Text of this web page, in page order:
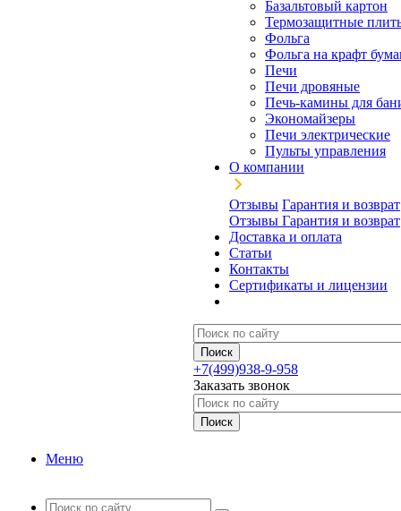
Базальтовый картон
Термозащитные
Фольга
Фольга на крафт
Печи
Печи дровяные
Печь-камины для
Экономайзеры
Печи электрические
Пульты управления
О компании
Отзывы Гарантия и возврат
Отзывы Гарантия и возврат
Доставка и оплата
Статьи
Контакты
Сертификаты и лицензии
+7(499)938-9-958
Заказать звонок
Меню